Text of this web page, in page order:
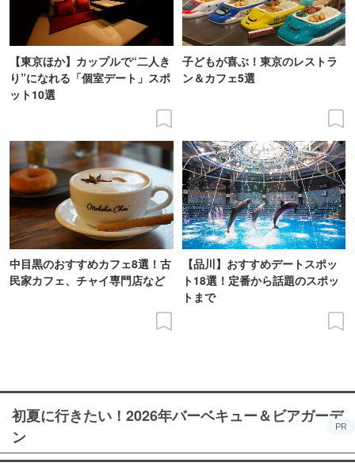
【東京ほか】カップルで“二人き
り”になれる「個室デート」スポ
ット10選
子どもが喜ぶ！東京のレストラ
ン＆カフェ5選
中目黒のおすすめカフェ8選！古
民家カフェ、チャイ専門店など
【品川】おすすめデートスポッ
ト18選！定番から話題のスポッ
トまで
初夏に行きたい！2026年バーベキュー＆ビアガーデ
ン
PR